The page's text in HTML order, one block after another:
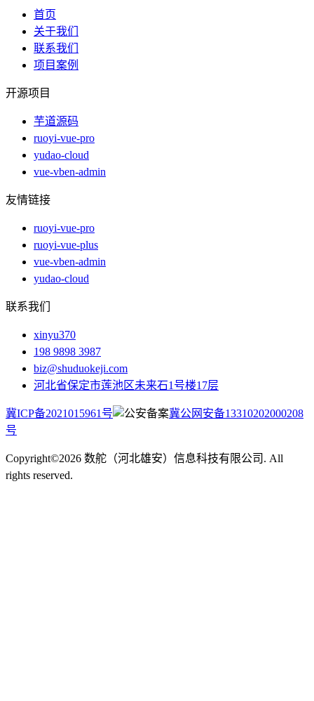
首页
关于我们
联系我们
项目案例
开源项目
芋道源码
ruoyi-vue-pro
yudao-cloud
vue-vben-admin
友情链接
ruoyi-vue-pro
ruoyi-vue-plus
vue-vben-admin
yudao-cloud
联系我们
xinyu370
198 9898 3987
biz@shuduokeji.com
河北省保定市莲池区未来石1号楼17层
冀ICP备2021015961号
冀公网安备13310202000208
号
Copyright©2026 数舵（河北雄安）信息科技有限公司. All
rights reserved.